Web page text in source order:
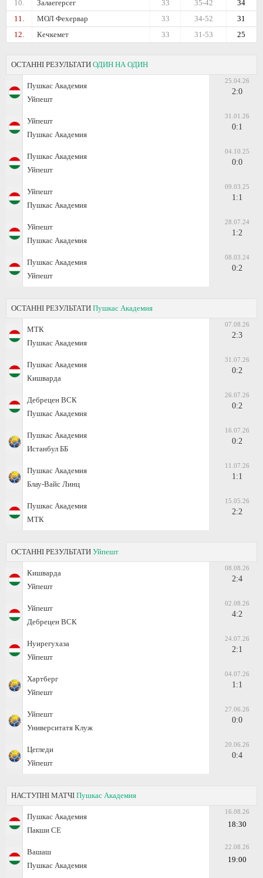
10. Залаегерсег 34
35-42
33
11.
МОЛ Фехервар 31
34-52
33
12.
Кечкемет 25
31-53
33
ОСТАННІ РЕЗУЛЬТАТИ ОДИН НА ОДИН
Пушкас Академия
Уйпешт
25.04.26
2:0
Уйпешт
Пушкас Академия
31.01.26
0:1
Пушкас Академия
Уйпешт
04.10.25
0:0
Уйпешт
Пушкас Академия
09.03.25
1:1
Уйпешт
Пушкас Академия
28.07.24
1:2
Пушкас Академия
Уйпешт
08.03.24
0:2
ОСТАННІ РЕЗУЛЬТАТИ Пушкас Академия
МТК
Пушкас Академия
07.08.26
2:3
Пушкас Академия
Кишварда
31.07.26
0:2
Дебрецен ВСК
Пушкас Академия
26.07.26
0:2
Пушкас Академия
Истанбул ББ
16.07.26
0:2
Пушкас Академия
Блау-Вайс Линц
11.07.26
1:1
Пушкас Академия
МТК
15.05.26
2:2
ОСТАННІ РЕЗУЛЬТАТИ Уйпешт
Кишварда
Уйпешт
08.08.26
2:4
Уйпешт
Дебрецен ВСК
02.08.26
4:2
Нуирегухаза
Уйпешт
24.07.26
2:1
Хартберг
Уйпешт
04.07.26
1:1
Уйпешт
Университатя Клуж
27.06.26
0:0
Цегледи
Уйпешт
20.06.26
0:4
НАСТУПНІ МАТЧІ Пушкас Академия
Пушкас Академия
Пакши СЕ
16.08.26
18:30
Вашаш
Пушкас Академия
22.08.26
19:00